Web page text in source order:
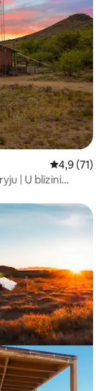
Prosječna
4,9 (71)
| U blizini